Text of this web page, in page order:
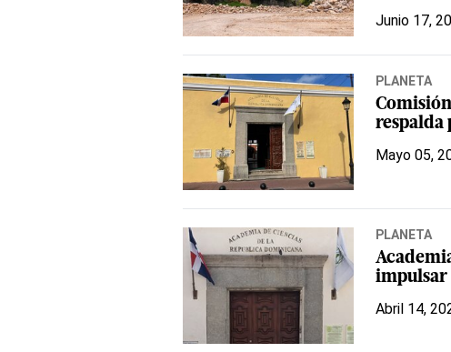
Junio 17,
PLANETA
respalda
Mayo 05,
PLANETA
impulsar
Abril 14,